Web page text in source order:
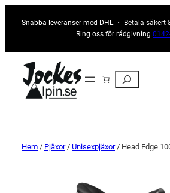
Snabba leveranser med DHL ・ Betala säkert
Ring oss för rådgivning
Sök
Hem / Pjäxor/ Unisexpjäxor/ Head Edge